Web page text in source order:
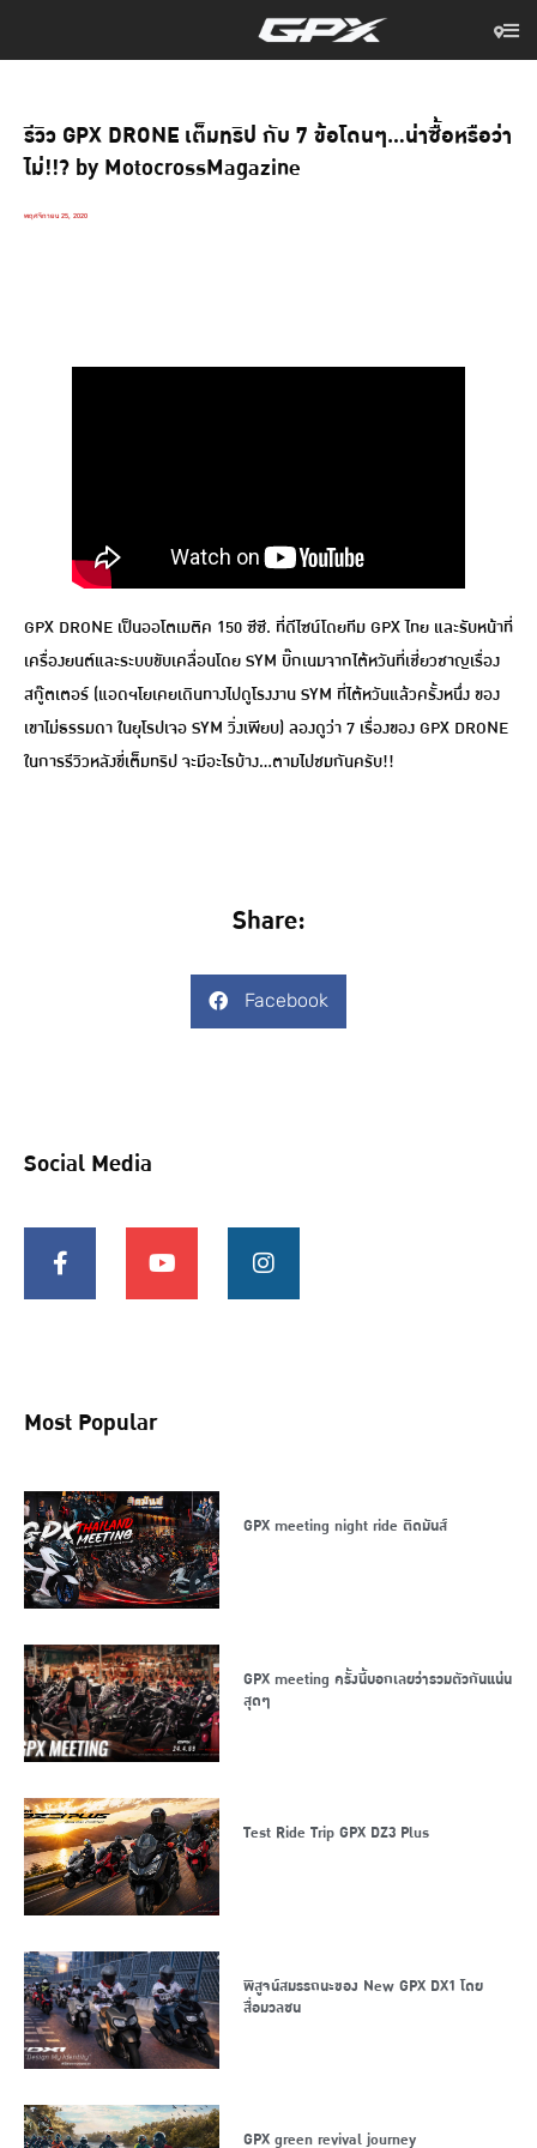
รีวิว GPX DRONE เต็มทริป กับ 7 ข้อโดนๆ…น่าซื้อหรือว่า
ไม่!!? by MotocrossMagazine
พฤศจิกายน 25, 2020
GPX DRONE เป็นออโตเมติค 150 ซีซี. ที่ดีไซน์โดยทีม GPX ไทย และรับหน้าที่
เครื่องยนต์และระบบขับเคลื่อนโดย SYM บิ๊กเนมจากไต้หวันที่เชี่ยวชาญเรื่อง
สกู๊ตเตอร์ (แอดฯโยเคยเดินทางไปดูโรงงาน SYM ที่ไต้หวันแล้วครั้งหนึ่ง ของ
เขาไม่ธรรมดา ในยุโรปเจอ SYM วิ่งเพียบ) ลองดูว่า 7 เรื่องของ GPX DRONE
ในการรีวิวหลังขี่เต็มทริป จะมีอะไรบ้าง…ตามไปชมกันครับ!!
Share:
Facebook
Social Media
Most Popular
GPX meeting night ride ติดมันส์
GPX meeting ครั้งนี้บอกเลยว่ารวมตัวกันแน่น
สุดๆ
Test Ride Trip GPX DZ3 Plus
พิสูจน์สมรรถนะของ New GPX DX1 โดย
สื่อมวลชน
GPX green revival journey